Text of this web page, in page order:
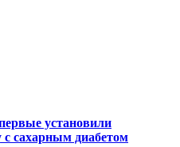
установили
сахарным диабетом